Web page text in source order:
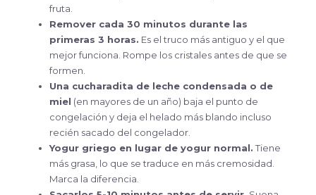
fruta.
Remover cada 30 minutos durante las
primeras 3 horas. Es el truco más antiguo y el que
mejor funciona. Rompe los cristales antes de que se
formen.
Una cucharadita de leche condensada o de
miel (en mayores de un año) baja el punto de
congelación y deja el helado más blando incluso
recién sacado del congelador.
Yogur griego en lugar de yogur normal. Tiene
más grasa, lo que se traduce en más cremosidad.
Marca la diferencia.